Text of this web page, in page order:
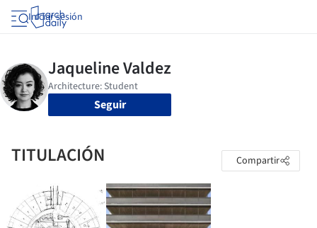
Iniciar sesión
Seguir
TITULACIÓN Compartir